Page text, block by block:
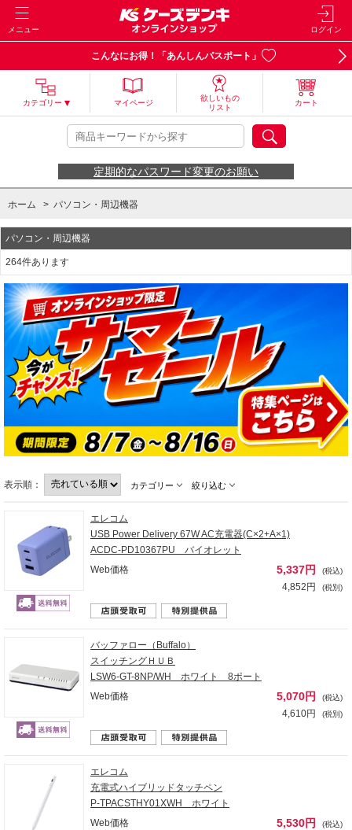
メニュー ログイン
こんなにお得！「あんしんパスポート」
カテゴリー マイページ
欲しいもの
リスト
カート
定期的なパスワード変更のお願い
ホーム > パソコン・周辺機器
パソコン・周辺機器
264件あります
表示順： カテゴリー 絞り込む
エレコム
USB Power Delivery 67W AC充電器(C×2+A×1)
ACDC-PD10367PU バイオレット
Web価格
5,337円 (税込)
4,852円 (税別)
バッファロー（Buffalo）
スイッチングＨＵＢ
LSW6-GT-8NP/WH ホワイト 8ポート
Web価格
5,070円 (税込)
4,610円 (税別)
エレコム
充電式ハイブリッドタッチペン
P-TPACSTHY01XWH ホワイト
Web価格
5,530円 (税込)